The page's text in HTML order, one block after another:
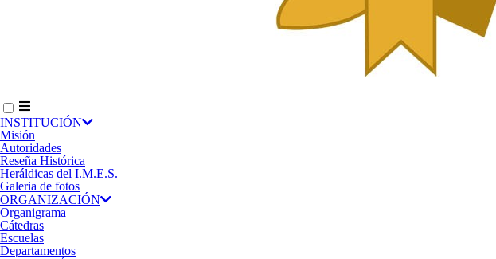
INSTITUCIÓN
Misión
Autoridades
Reseña Histórica
Heráldicas del I.M.E.S.
Galeria de fotos
ORGANIZACIÓN
Organigrama
Cátedras
Escuelas
Departamentos